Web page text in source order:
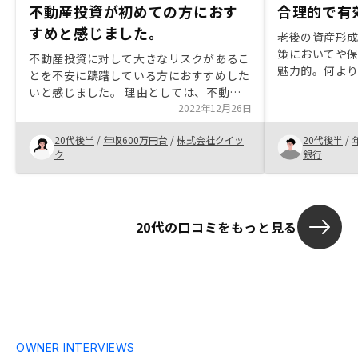
不動産投資が初めての方におす
すめと感じました。
不動産投資に対して大きなリスクがあるこ
とを不安に躊躇している方におすすめした
いと感じました。 理由としては、不動産
投資の知識が薄かったりリスクが怖い人に
対してカバーしてくださるプランがあるた
めです。 また、その点に対して理解する
まで丁寧にご説明頂くことができたので、
安心して実行に踏み切ることができまし
2022年12月26日
20代後半 / 年収600万円台 /株式会社クイッ
ク
合理的で有
老後の資産形
策においてや
魅力的。何よ
価格も落ちづ
20代後半 /
銀行
20代の口コミをもっと見る
OWNER INTERVIEWS